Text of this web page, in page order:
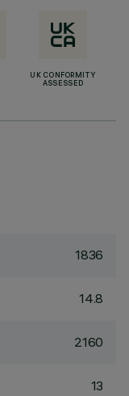
UK CONFORMITY
ASSESSED
1836
14.8
2160
13